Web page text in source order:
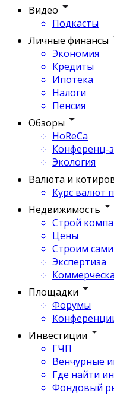
Видео
Подкасты
Личные финансы
Экономия
Кредиты
Ипотека
Налоги
Пенсия
Обзоры
HoReCa
Конференц-
Экология
Валюта и
Курс валют
Недвижимость
Строй
Цены
Строим сами
Экспертиза
Площадки
Форумы
Инвестиции
ГЧП
Венчурные
Где найти
Фондовый